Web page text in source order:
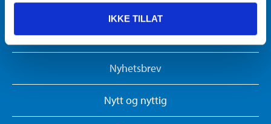
IKKE TILLAT
Biltema Café
Biltema Bedrift
Nyhetsbrev
Nytt og nyttig